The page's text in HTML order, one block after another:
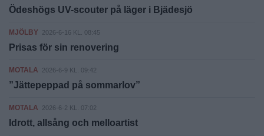
Ödeshögs UV-scouter på läger i Bjädesjö
MJÖLBY 2026-6-16 KL. 08:45
Prisas för sin renovering
MOTALA 2026-6-9 KL. 09:42
”Jättepeppad på sommarlov”
MOTALA 2026-6-2 KL. 07:02
Idrott, allsång och melloartist